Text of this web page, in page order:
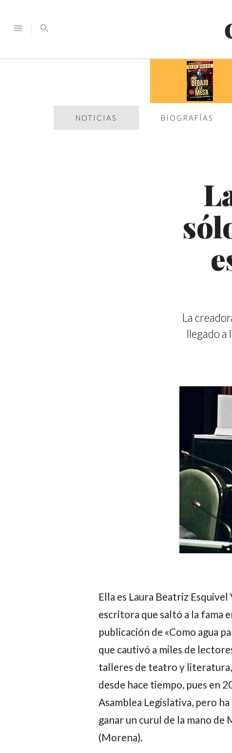
menu search
NOTICIAS BIOGRAFÍAS
La
llegado a
Ella es Laura Beatriz Esquivel
escritora que saltó a la fama
publicación de «Como agua
que cautivó a miles de
talleres de teatro y
desde hace tiempo, pues en
Asamblea Legislativa, pero
ganar un curul de la mano
(Morena).